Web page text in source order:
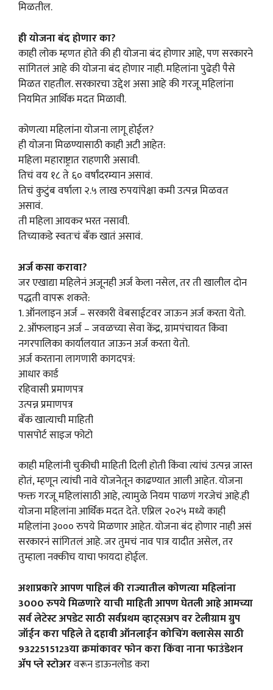
मिळतील.
ही योजना बंद होणार का?
काही लोक म्हणत होते की ही योजना बंद होणार आहे, पण सरकारने
सांगितलं आहे की योजना बंद होणार नाही. महिलांना पुढेही पैसे
मिळत राहतील. सरकारचा उद्देश असा आहे की गरजू महिलांना
नियमित आर्थिक मदत मिळावी.
कोणत्या महिलांना योजना लागू होईल?
ही योजना मिळण्यासाठी काही अटी आहेत:
महिला महाराष्ट्रात राहणारी असावी.
तिचं वय १८ ते ६० वर्षांदरम्यान असावं.
तिचं कुटुंब वर्षाला २.५ लाख रुपयांपेक्षा कमी उत्पन्न मिळवत
असावं.
ती महिला आयकर भरत नसावी.
तिच्याकडे स्वतःचं बँक खातं असावं.
अर्ज कसा करावा?
जर एखाद्या महिलेनं अजूनही अर्ज केला नसेल, तर ती खालील दोन
पद्धती वापरू शकते:
1. ऑनलाइन अर्ज – सरकारी वेबसाईटवर जाऊन अर्ज करता येतो.
2. ऑफलाइन अर्ज – जवळच्या सेवा केंद्र, ग्रामपंचायत किंवा
नगरपालिका कार्यालयात जाऊन अर्ज करता येतो.
अर्ज करताना लागणारी कागदपत्रं:
आधार कार्ड
रहिवासी प्रमाणपत्र
उत्पन्न प्रमाणपत्र
बँक खात्याची माहिती
पासपोर्ट साइज फोटो
काही महिलांनी चुकीची माहिती दिली होती किंवा त्यांचं उत्पन्न जास्त
होतं, म्हणून त्यांची नावे योजनेतून काढण्यात आली आहेत. योजना
फक्त गरजू महिलांसाठी आहे, त्यामुळे नियम पाळणं गरजेचं आहे.ही
योजना महिलांना आर्थिक मदत देते. एप्रिल २०२५ मध्ये काही
महिलांना ३००० रुपये मिळणार आहेत. योजना बंद होणार नाही असं
सरकारनं सांगितलं आहे. जर तुमचं नाव पात्र यादीत असेल, तर
तुम्हाला नक्कीच याचा फायदा होईल.
अशाप्रकारे आपण पाहिलं की राज्यातील कोणत्या महिलांना
3000 रुपये मिळणारे याची माहिती आपण घेतली आहे आमच्या
सर्व लेटेस्ट अपडेट साठी सर्वप्रथम व्हाट्सअप वर टेलीग्राम ग्रुप
जॉईन करा पहिले ते दहावी ऑनलाईन कोचिंग क्लासेस साठी
9322515123या क्रमांकावर फोन करा किंवा नाना फाउंडेशन
ॲप प्ले स्टोअरवरून डाऊनलोड करा